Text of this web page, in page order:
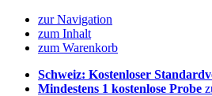
zur Navigation
zum Inhalt
zum Warenkorb
Schweiz: Kostenloser
Mindestens 1 kostenlose Probe